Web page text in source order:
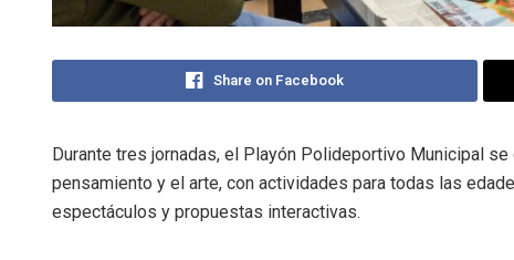
Share on Facebook
Durante tres jornadas, el Playón Polideportivo Municipal
pensamiento y el arte, con actividades para todas las
espectáculos y propuestas interactivas.